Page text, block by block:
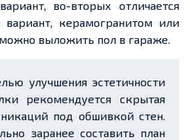
во-вторых отличается
керамогранитом или
выложить пол в гараже.
улучшения эстетичности
рекомендуется скрытая
под обшивкой стен.
заранее составить план